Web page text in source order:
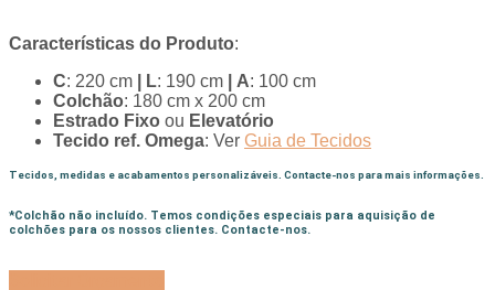
Características do Produto:
C: 220 cm L: 190 cm | A: 100 cm
Colchão: 180 cm x 200 cm
Estrado Fixo ou Elevatório
Tecido ref. Omega: Ver Guia de Tecidos
Tecidos, medidas e acabamentos personalizáveis. Contacte-nos para mais informações.
*Colchão não incluído. Temos condições especiais para aquisição de
colchões para os nossos clientes. Contacte-nos.